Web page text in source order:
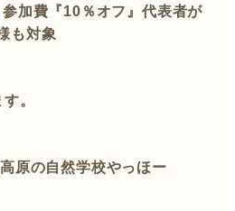
加費『10％オフ』代表者が
も対象
。
原の自然学校やっほー